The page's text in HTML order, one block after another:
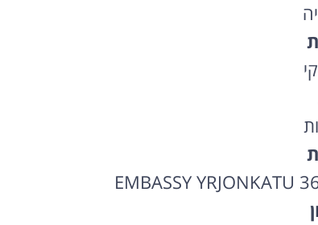
EMBASSY YRJONKATU